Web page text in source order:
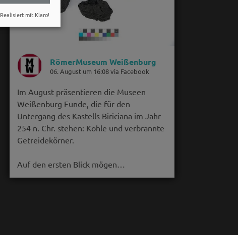
RömerMuseum Weißenburg
06. August um 16:08 via Facebook
Im August präsentieren die Museen
Weißenburg Funde, die für den
Untergang des Kastells Biriciana im Jahr
254 n. Chr. stehen: Kohle und verbrannte
Getreidekörner.
Auf den ersten Blick mögen…
Realisiert mit Klaro!